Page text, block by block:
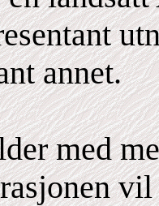
annet.
med